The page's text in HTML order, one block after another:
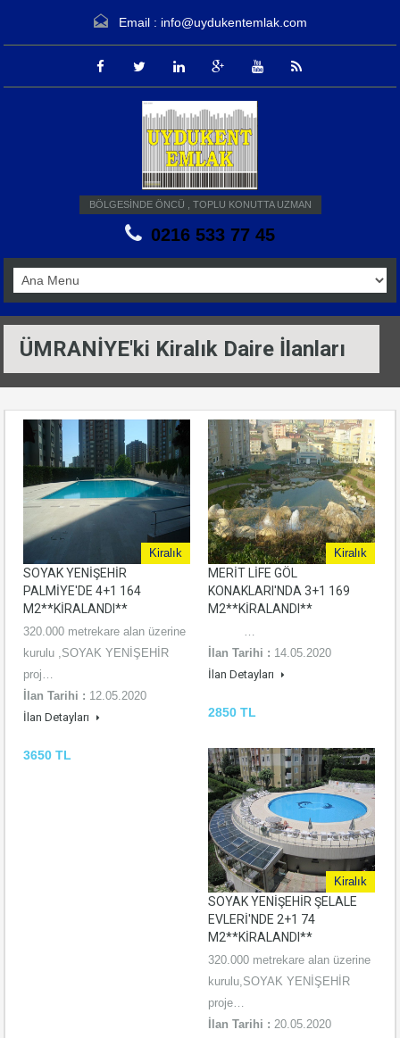
Email : info@uydukentemlak.com
BÖLGESİNDE ÖNCÜ , TOPLU KONUTTA UZMAN
0216 533 77 45
ÜMRANİYE'ki Kiralık Daire İlanları
Kiralık
SOYAK YENİŞEHİR
PALMİYE'DE 4+1 164
M2**KİRALANDI**
320.000 metrekare alan üzerine
kurulu ,SOYAK YENİŞEHİR
proj…
İlan Tarihi : 12.05.2020
İlan Detayları
3650 TL
Kiralık
MERİT LİFE GÖL
KONAKLARI'NDA 3+1 169
M2**KİRALANDI**
…
İlan Tarihi : 14.05.2020
İlan Detayları
2850 TL
Kiralık
SOYAK YENİŞEHİR ŞELALE
EVLERİ'NDE 2+1 74
M2**KİRALANDI**
320.000 metrekare alan üzerine
kurulu,SOYAK YENİŞEHİR
proje…
İlan Tarihi : 20.05.2020